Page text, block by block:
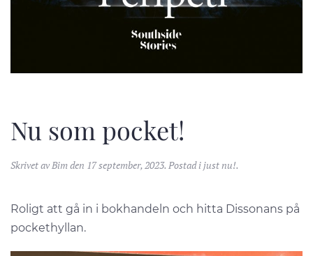
Nu som pocket!
Skrivet avBimden 17 september, 2023. Postad ijust nu!.
Roligt att gå in i bokhandeln och hitta Dissonans på
pockethyllan.